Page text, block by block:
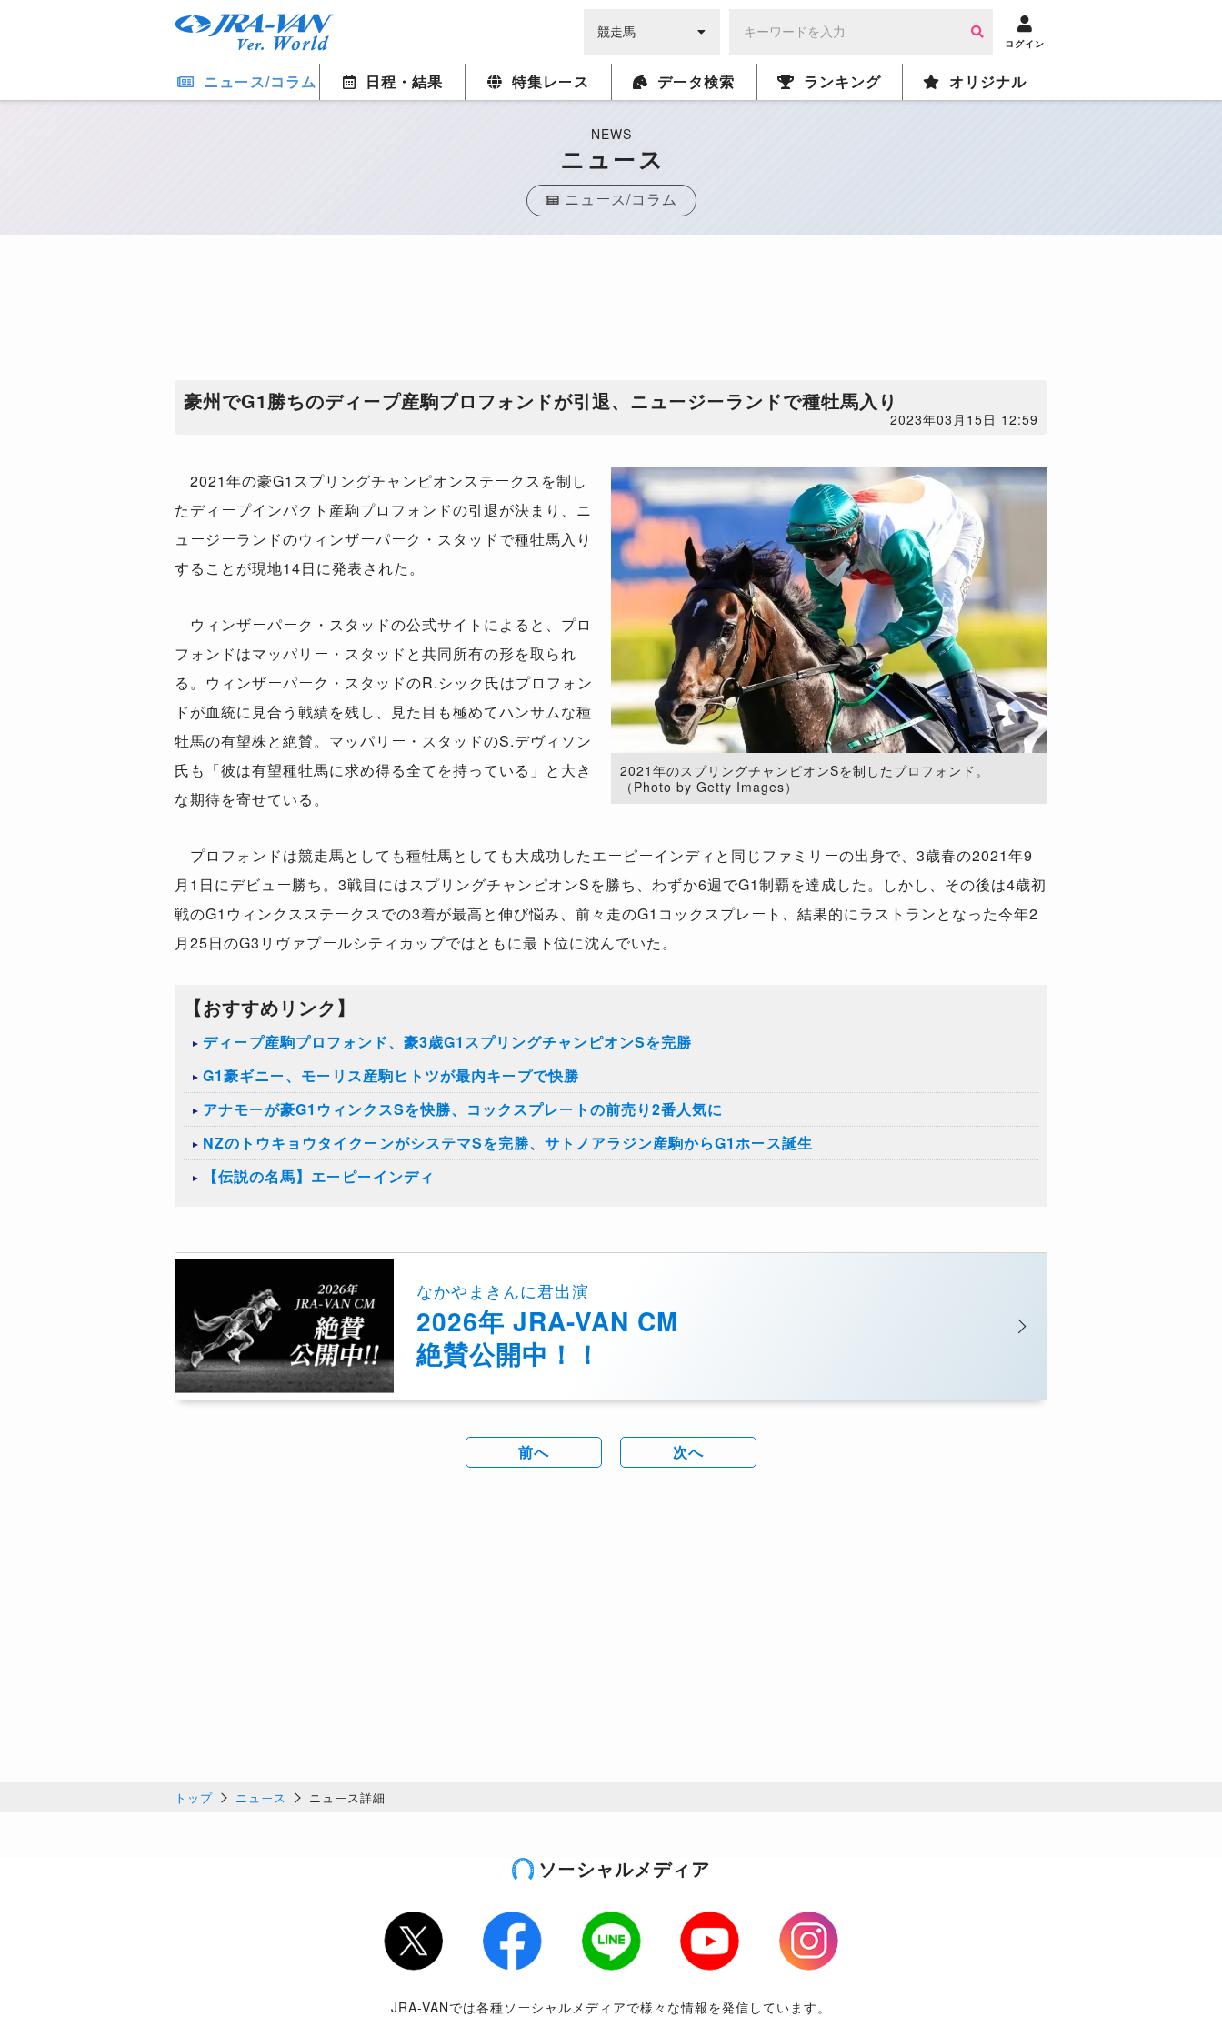
ログイン
ニュース/コラム 日程・結果 特集レース データ検索 ランキング オリジナル
NEWS
ニュース
ニュース/コラム
豪州でG1勝ちのディープ産駒プロフォンドが引退、ニュージーランドで種牡馬入り
2023年03月15日 12:59
2021年のスプリングチャンピオンSを制したプロフォンド。
（Photo by Getty Images）
2021年の豪G1スプリングチャンピオンステークスを制し
たディープインパクト産駒プロフォンドの引退が決まり、ニ
ュージーランドのウィンザーパーク・スタッドで種牡馬入り
することが現地14日に発表された。
ウィンザーパーク・スタッドの公式サイトによると、プロ
フォンドはマッパリー・スタッドと共同所有の形を取られ
る。ウィンザーパーク・スタッドのR.シック氏はプロフォン
ドが血統に見合う戦績を残し、見た目も極めてハンサムな種
牡馬の有望株と絶賛。マッパリー・スタッドのS.デヴィソン
氏も「彼は有望種牡馬に求め得る全てを持っている」と大き
な期待を寄せている。
プロフォンドは競走馬としても種牡馬としても大成功したエーピーインディと同じファミリーの出身で、3歳春の2021年9
月1日にデビュー勝ち。3戦目にはスプリングチャンピオンSを勝ち、わずか6週でG1制覇を達成した。しかし、その後は4歳初
戦のG1ウィンクスステークスでの3着が最高と伸び悩み、前々走のG1コックスプレート、結果的にラストランとなった今年2
月25日のG3リヴァプールシティカップではともに最下位に沈んでいた。
【おすすめリンク】
ディープ産駒プロフォンド、豪3歳G1スプリングチャンピオンSを完勝
G1豪ギニー、モーリス産駒ヒトツが最内キープで快勝
アナモーが豪G1ウィンクスSを快勝、コックスプレートの前売り2番人気に
NZのトウキョウタイクーンがシステマSを完勝、サトノアラジン産駒からG1ホース誕生
【伝説の名馬】エーピーインディ
なかやまきんに君出演
2026年 JRA-VAN CM
絶賛公開中！！
前へ 次へ
トップ ニュース ニュース詳細
ソーシャルメディア
Twitter Facebook LINE Youtube
Instagram
JRA-VANでは各種ソーシャルメディアで様々な情報を発信しています。